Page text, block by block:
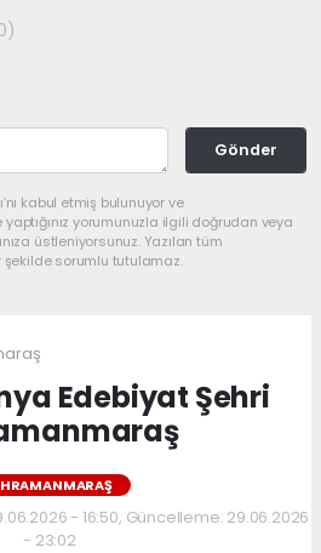
Gönder
kabul etmiş bulunuyor ve
yorumunuzla ilgili doğrudan veya
üstleniyorsunuz. Yazılan tüm
sorumlu tutulamaz.
Edebiyat Şehri
- 16:50, Güncelleme: 29.06.2026
- 23:02